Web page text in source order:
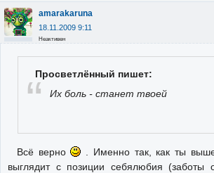
amarakaruna
18.11.2009 9:11
Неактивен
Просветлённый пишет:
Их боль - станет твоей
Всё верно
. Именно так, как ты
выглядит с позиции себялюбия